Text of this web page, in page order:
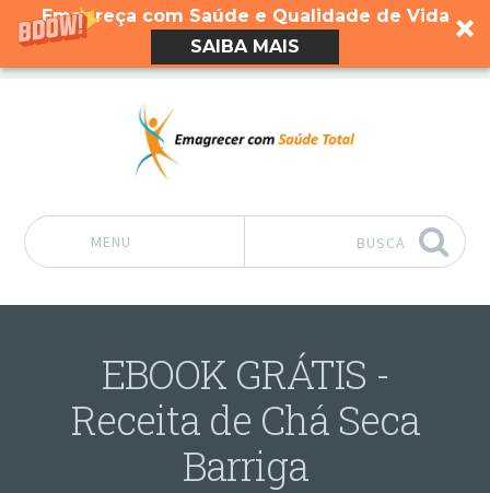
Emagreça com Saúde e Qualidade de Vida
SAIBA MAIS
MENU BUSCA
EBOOK GRÁTIS -
Receita de Chá Seca
Barriga